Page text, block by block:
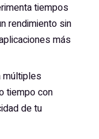
tiempos
rendimiento sin
más
múltiples
tiempo con
de tu